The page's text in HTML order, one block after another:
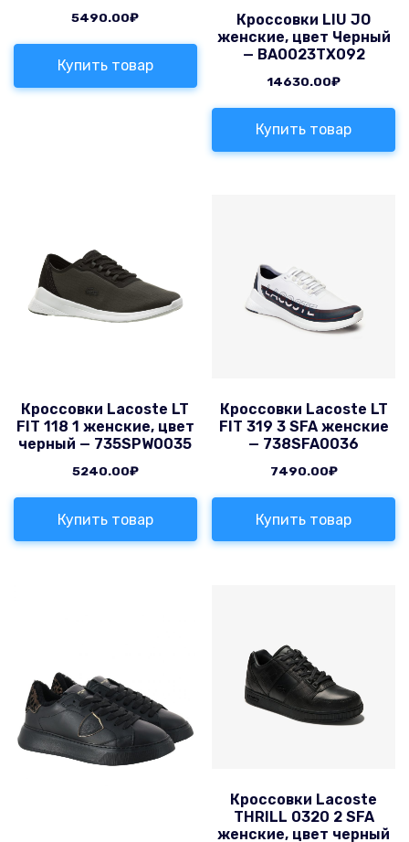
5490.00₽
Купить товар
Кроссовки LIU JO
женские, цвет Черный
— BA0023TX092
14630.00₽
Купить товар
Кроссовки Lacoste LT
FIT 118 1 женские, цвет
черный — 735SPW0035
5240.00₽
Купить товар
Кроссовки Lacoste LT
FIT 319 3 SFA женские
— 738SFA0036
7490.00₽
Купить товар
Кроссовки Lacoste
THRILL 0320 2 SFA
женские, цвет черный